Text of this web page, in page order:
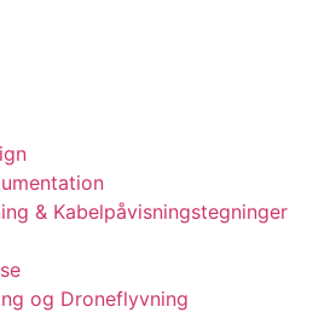
& Kabelpåvisningstegninger
og Droneflyvning